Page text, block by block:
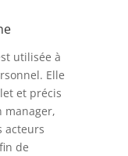
utilisée à
Elle
et précis
manager,
acteurs
de